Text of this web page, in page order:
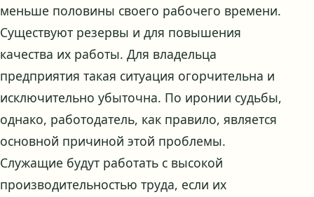
меньше половины своего рабочего времени.
Существуют резервы и для повышения
качества их работы. Для владельца
предприятия такая ситуация огорчительна и
исключительно убыточна. По иронии судьбы,
однако, работодатель, как правило, является
основной причиной этой проблемы.
Служащие будут работать с высокой
производительностью труда, если их